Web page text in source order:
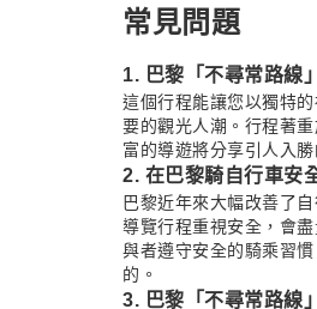
常見問題
1. 巴黎「不尋常路線
這個行程能讓您以獨特
要的觀光人潮。行程著
富的導遊將分享引人入
2. 在巴黎騎自行車安
巴黎近年來大幅改善了
導覽行程重視安全，會
與者遵守安全的騎乘習
的。
3. 巴黎「不尋常路線